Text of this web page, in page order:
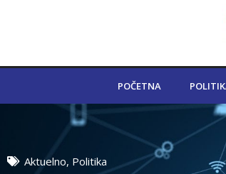
POČETNA
Aktuelno, Politika